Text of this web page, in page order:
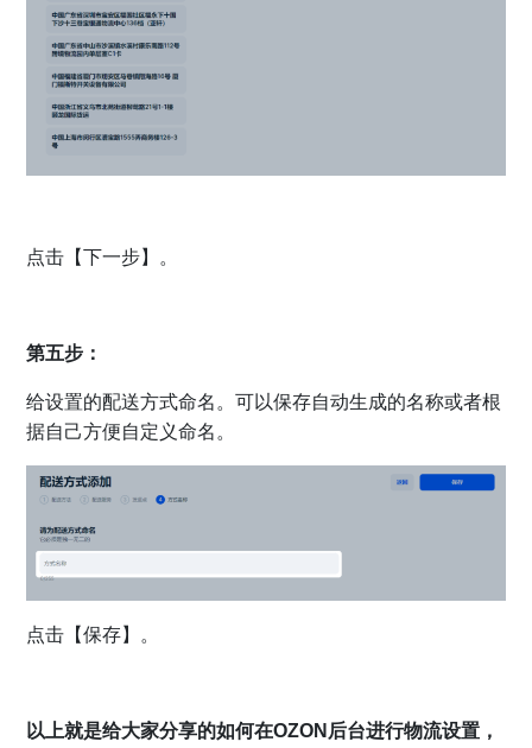
点击【下一步】。
第五步：
给设置的配送方式命名。可以保存自动生成的名称或者根
据自己方便自定义命名。
点击【保存】。
以上就是给大家分享的如何在OZON后台进行物流设置，